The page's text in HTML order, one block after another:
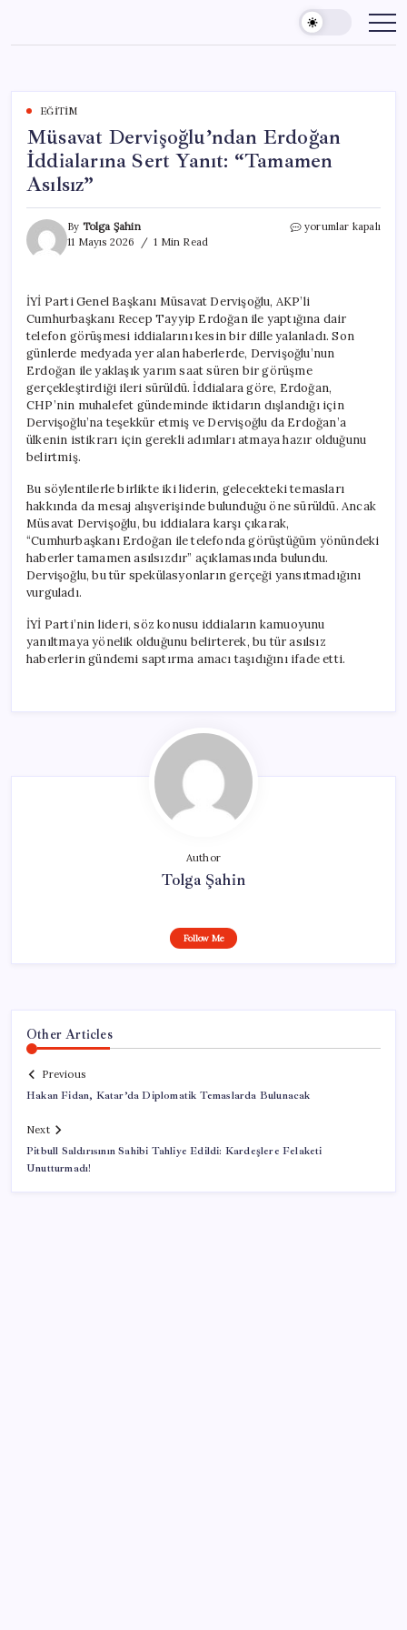
content
EĞITIM
Müsavat Dervişoğlu’ndan Erdoğan
İddialarına Sert Yanıt: “Tamamen
Asılsız”
By Tolga Şahin
11 Mayıs 2026
1 Min Read
Müsavat
Yanıt:
“Tamamen
Asılsız”
için
yorumlar kapalı
İYİ Parti Genel Başkanı Müsavat Dervişoğlu, AKP’li
Cumhurbaşkanı Recep Tayyip Erdoğan ile yaptığına dair
telefon görüşmesi iddialarını kesin bir dille yalanladı. Son
günlerde medyada yer alan haberlerde, Dervişoğlu’nun
Erdoğan ile yaklaşık yarım saat süren bir görüşme
gerçekleştirdiği ileri sürüldü. İddialara göre, Erdoğan,
CHP’nin muhalefet gündeminde iktidarın dışlandığı için
Dervişoğlu’na teşekkür etmiş ve Dervişoğlu da Erdoğan’a
ülkenin istikrarı için gerekli adımları atmaya hazır olduğunu
belirtmiş.
Bu söylentilerle birlikte iki liderin, gelecekteki temasları
hakkında da mesaj alışverişinde bulunduğu öne sürüldü. Ancak
Müsavat Dervişoğlu, bu iddialara karşı çıkarak,
“Cumhurbaşkanı Erdoğan ile telefonda görüştüğüm yönündeki
haberler tamamen asılsızdır” açıklamasında bulundu.
Dervişoğlu, bu tür spekülasyonların gerçeği yansıtmadığını
vurguladı.
İYİ Parti’nin lideri, söz konusu iddiaların kamuoyunu
yanıltmaya yönelik olduğunu belirterek, bu tür asılsız
haberlerin gündemi saptırma amacı taşıdığını ifade etti.
Author
Tolga Şahin
Follow Me
Other Articles
Previous
Hakan Fidan, Katar’da Diplomatik Temaslarda Bulunacak
Next
Pitbull Saldırısının Sahibi Tahliye Edildi: Kardeşlere Felaketi
Unutturmadı!